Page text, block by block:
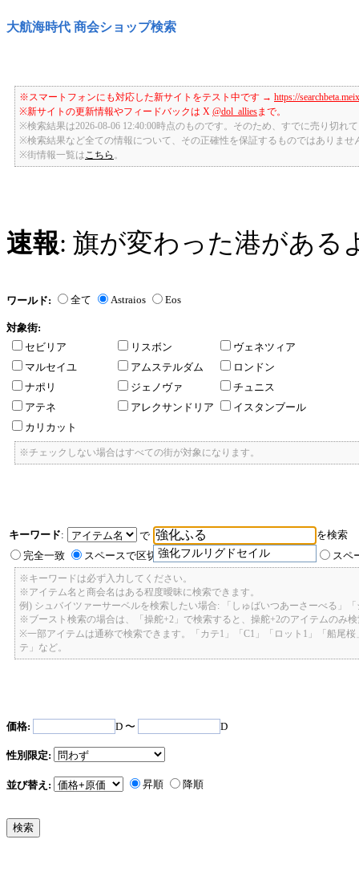
大航海時代 商会ショップ検索
※スマートフォンにも対応した新サイトをテスト中です → https://
※新サイトの更新情報やフィードバックは X @dol_alliesまで。
※検索結果は2026-08-06 12:40:00時点のものです。そのため、すでに売り切れ
※検索結果など全ての情報について、その正確性を保証するものではありませ
※街情報一覧は こちら
速報: 旗が変わった港がある
ワールド: 全て Astraios Eos
対象街:
セビリア
リスボン
ヴェネツィア
マルセイユ
アムステルダム
ロンドン
ナポリ
ジェノヴァ
チュニス
アテネ
アレクサンドリア
イスタンブール
カリカット
※チェックしない場合はすべての街が対象になります。
キーワード:
で
強化フルリグドセイル
を検索
完全一致
スペースで区切ったキーワードのいずれかを含む スペ
※キーワードは必ず入力してください。
※アイテム名と商会名はある程度曖昧に検索できます。
例) シュバイツァーサーベルを検索したい場合: 「しゅばいつあーさーべる」
※ブースト検索の場合は、「操舵+2」で検索すると、操舵+2のアイテムのみ
※一部アイテムは通称で検索できます。「カテ1」「C1」「ロット1」「船尾
テ」など。
価格: D 〜 D
性別限定:
並び替え: 昇順 降順